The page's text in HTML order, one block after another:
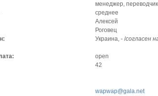
менеджер, переводчик
среднее
Алексей
Роговец
Украина, - /согласен
open
42
wapwap@gala.net